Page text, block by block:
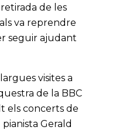
de les
va reprendre
seguir ajudant
visites a
de la BBC
els concerts de
Gerald